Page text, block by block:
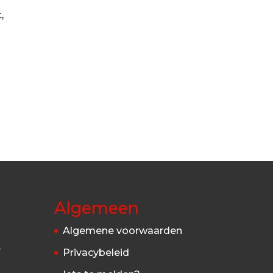
Algemeen
Algemene voorwaarden
Privacybeleid